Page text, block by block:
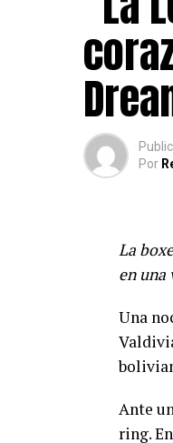
Por
La
en una
Una
Ante
ring.